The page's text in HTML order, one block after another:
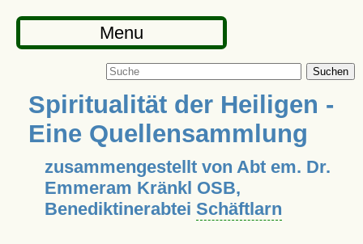
Menu
Suchen
Spiritualität der Heiligen -
Eine Quellensammlung
zusammengestellt von Abt em. Dr.
Emmeram Kränkl OSB,
Benediktinerabtei Schäftlarn